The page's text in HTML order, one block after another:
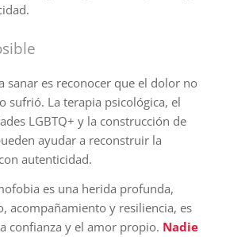
sanar es reconocer que el dolor no
sufrió. La terapia psicológica, el
LGBTQ+ y la construcción de
ayudar a reconstruir la
autenticidad.
es una herida profunda,
acompañamiento y resiliencia, es
confianza y el amor propio. Nadie